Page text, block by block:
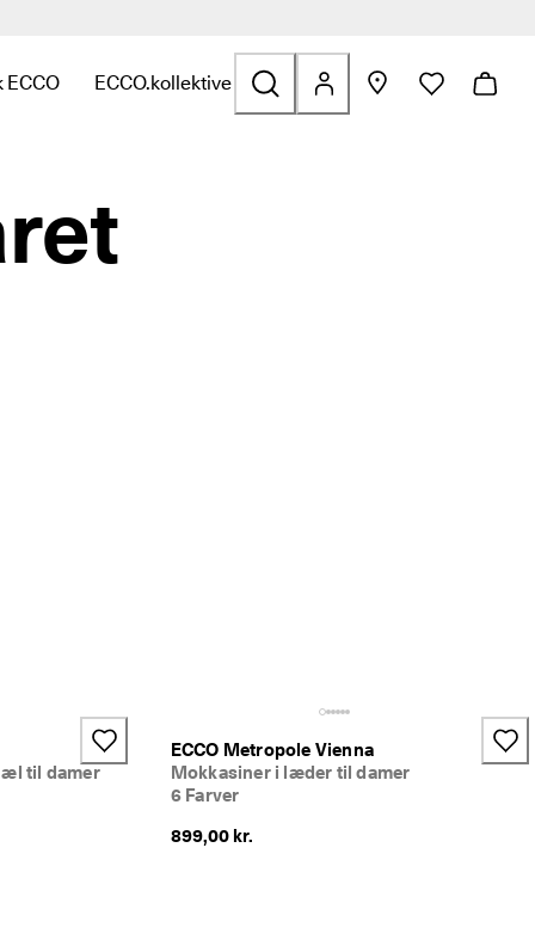
for at se links relateret til Udsalg
ECCO
for at se links relateret til Udforsk ECCO
ECCO.kollektive
Åbn undermenuen for at se links relateret til
til damer
ECCO Metropole Vienna
Mokkasiner i læder til damer
6 Farver
899,00 kr.